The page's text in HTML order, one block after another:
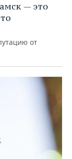
— это
от